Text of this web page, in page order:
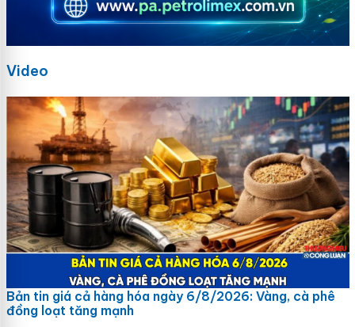
Video
Bản tin giá cả hàng hóa ngày 6/8/2026: Vàng, cà phê
đồng loạt tăng mạnh